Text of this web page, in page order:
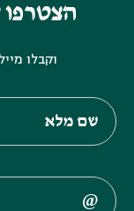
הצטרפו
וקבלו